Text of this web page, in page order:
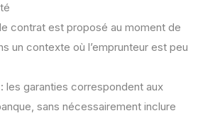
le contrat est proposé au moment de
un contexte où l’emprunteur est peu
les garanties correspondent aux
sans nécessairement inclure